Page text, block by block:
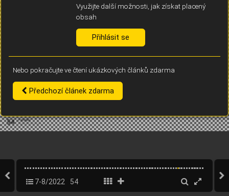
Vaše souhlasy a odmítnutí si ukládáme do vašeho zařízení, abychom se
vás už příště znovu neptali. Můžete je kdykoli později upravit ve Správě
7-8/2022 54
Využijte další možnosti, jak získat placený
obsah
Přihlásit se
Nebo pokračujte ve čtení ukázkových článků zdarma
Předchozí článek zdarma